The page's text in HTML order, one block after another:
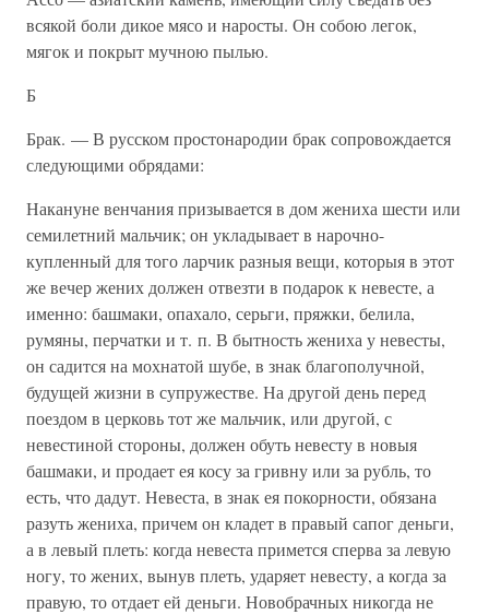
всякой боли дикое мясо и наросты. Он собою легок,
мягок и покрыт мучною пылью.
Б
Брак. — В русском простонародии брак сопровождается
следующими обрядами:
Накануне венчания призывается в дом жениха шести или
семилетний мальчик; он укладывает в нарочно-
купленный для того ларчик разныя вещи, которыя в этот
же вечер жених должен отвезти в подарок к невесте, а
именно: башмаки, опахало, серьги, пряжки, белила,
румяны, перчатки и т. п. В бытность жениха у невесты,
он садится на мохнатой шубе, в знак благополучной,
будущей жизни в супружестве. На другой день перед
поездом в церковь тот же мальчик, или другой, с
невестиной стороны, должен обуть невесту в новыя
башмаки, и продает ея косу за гривну или за рубль, то
есть, что дадут. Невеста, в знак ея покорности, обязана
разуть жениха, причем он кладет в правый сапог деньги,
а в левый плеть: когда невеста примется сперва за левую
ногу, то жених, вынув плеть, ударяет невесту, а когда за
правую, то отдает ей деньги. Новобрачных никогда не